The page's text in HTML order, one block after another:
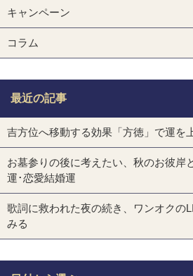
キャンペーン
コラム
最近の記事
吉方位へ移動する効果「方徳」で運を
お墓参りの後に考えたい、秋のお彼岸
運･恋愛結婚運
歌詞に救われた夜の続き、ワンオクの
みる